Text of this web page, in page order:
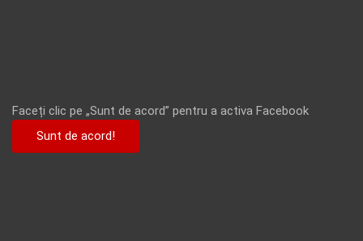
Faceți clic pe „Sunt de acord” pentru a activa Facebook
Sunt de acord!